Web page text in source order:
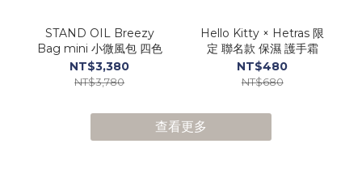
STAND OIL Breezy
Bag mini 小微風包 四色
NT$3,380
NT$3,780
Hello Kitty × Hetras 限
定 聯名款 保濕 護手霜
NT$480
NT$680
查看更多